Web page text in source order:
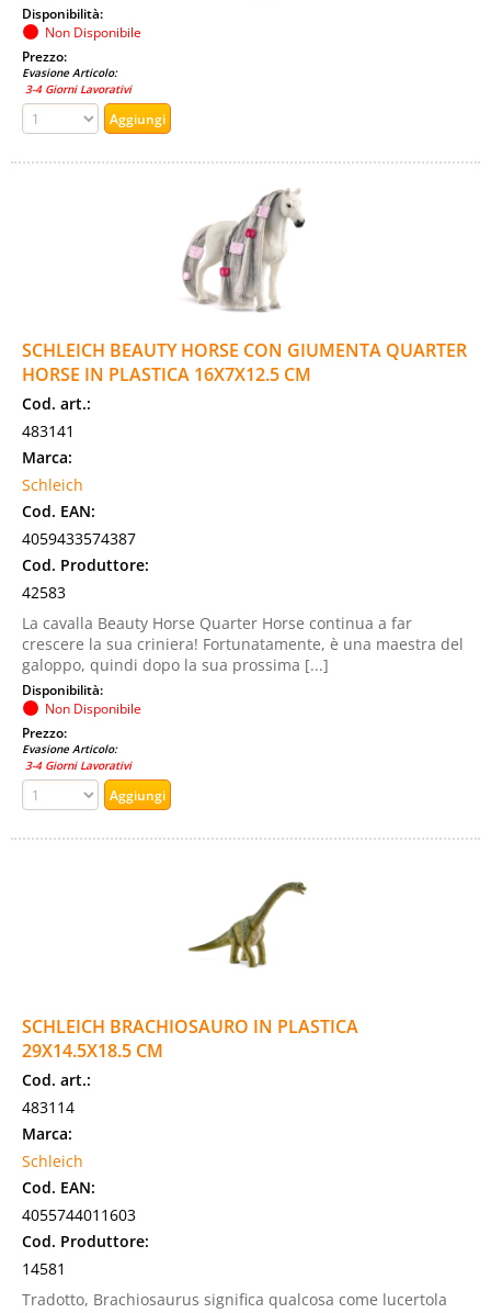
Disponibilità:
Non Disponibile
Prezzo:
Evasione Articolo:
3-4 Giorni Lavorativi
SCHLEICH BEAUTY HORSE CON GIUMENTA QUARTER
HORSE IN PLASTICA 16X7X12.5 CM
Cod. art.:
483141
Marca:
Schleich
Cod. EAN:
4059433574387
Cod. Produttore:
42583
La cavalla Beauty Horse Quarter Horse continua a far
crescere la sua criniera! Fortunatamente, è una maestra del
galoppo, quindi dopo la sua prossima [...]
Disponibilità:
Non Disponibile
Prezzo:
Evasione Articolo:
3-4 Giorni Lavorativi
SCHLEICH BRACHIOSAURO IN PLASTICA
29X14.5X18.5 CM
Cod. art.:
483114
Marca:
Schleich
Cod. EAN:
4055744011603
Cod. Produttore:
14581
Tradotto, Brachiosaurus significa qualcosa come lucertola